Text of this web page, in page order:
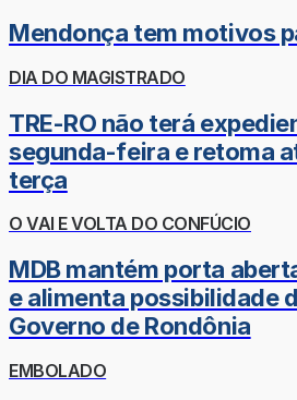
Mendonça tem motivos
DIA DO MAGISTRADO
TRE-RO não terá
segunda-feira e retoma
terça
O VAI E VOLTA DO CONFÚCIO
MDB mantém porta
e alimenta possibilidade
Governo de Rondônia
EMBOLADO